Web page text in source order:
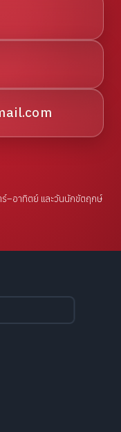
ร์–อาทิตย์ และวันนักขัตฤกษ์